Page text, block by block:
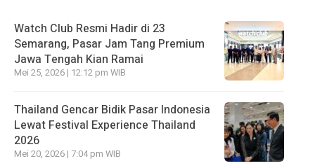
Watch Club Resmi Hadir di 23
Semarang, Pasar Jam Tang Premium
Jawa Tengah Kian Ramai
Mei 25, 2026 | 12:12 pm WIB
Thailand Gencar Bidik Pasar Indonesia
Lewat Festival Experience Thailand
2026
Mei 20, 2026 | 7:04 pm WIB